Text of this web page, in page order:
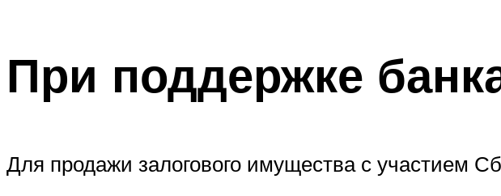
При поддержке
Для продажи залогового имущества с участием